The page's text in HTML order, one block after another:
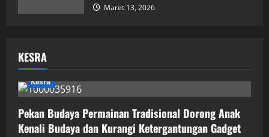
Maret 13, 2026
KESRA
Kesra
Pekan Budaya Permainan Tradisional Dorong Anak
Kenali Budaya dan Kurangi Ketergantungan Gadget